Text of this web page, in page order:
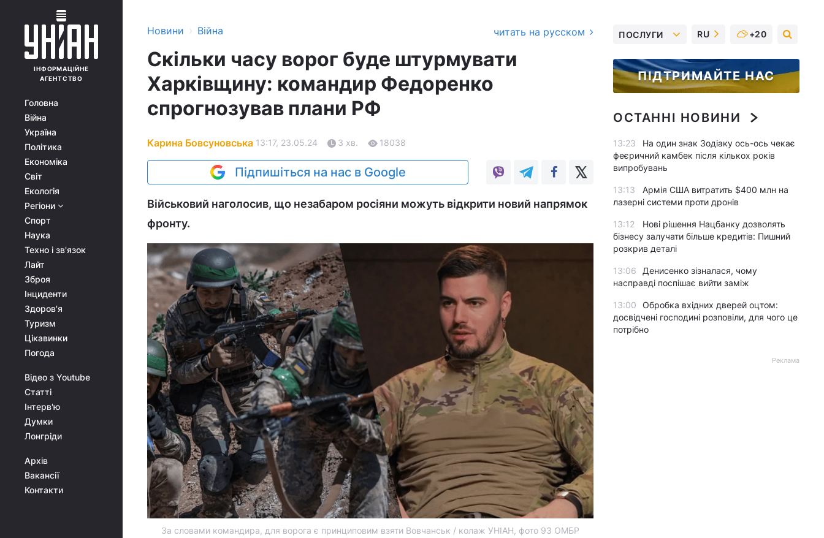
ІНФОРМАЦІЙНЕ
АГЕНТСТВО
Головна
Війна
Україна
Політика
Економіка
Світ
Екологія
Регіони
Спорт
Наука
Техно і зв'язок
Лайт
Зброя
Інциденти
Здоров'я
Туризм
Цікавинки
Погода
Відео з Youtube
Статті
Інтерв'ю
Думки
Лонгріди
Архів
Вакансії
Контакти
Новини › Війна читать на русском
Скільки часу ворог буде штурмувати
Харківщину: командир Федоренко
спрогнозував плани РФ
Карина Бовсуновська 13:17, 23.05.24 3 хв. 18038
Підпишіться на нас в Google
Військовий наголосив, що незабаром росіяни можуть відкрити новий напрямок
фронту.
За словами командира, для ворога є принциповим взяти Вовчанськ / колаж УНІАН, фото 93 ОМБР
ПОСЛУГИ RU +20
ПІДТРИМАЙТЕ НАС
ОСТАННІ НОВИНИ
13:23
На один знак Зодіаку ось-ось чекає
феєричний камбек після кількох років
випробувань
13:13
Армія США витратить $400 млн на
лазерні системи проти дронів
13:12
Нові рішення Нацбанку дозволять
бізнесу залучати більше кредитів: Пишний
розкрив деталі
13:06
Денисенко зізналася, чому
насправді поспішає вийти заміж
13:00
Обробка вхідних дверей оцтом:
досвідчені господині розповіли, для чого це
потрібно
Реклама